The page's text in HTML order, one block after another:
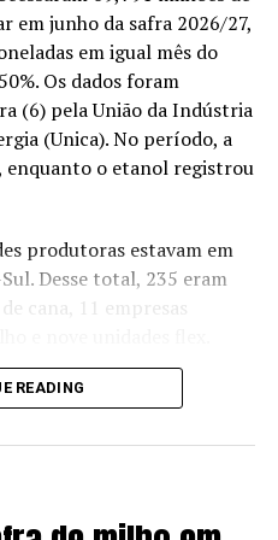
em junho da safra 2026/27,
em igual mês do
Os dados foram
(6) pela União da Indústria
(Unica). No período, a
enquanto o etanol registrou
produtoras estavam em
Desse total, 235 eram
cana, 11 empresas
da matéria-prima
141,68 quilos por tonelada
do ano passado.
em tempo real,
READING